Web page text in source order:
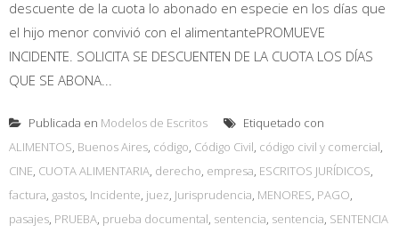
descuente de la cuota lo abonado en especie en los días que
el hijo menor convivió con el alimentantePROMUEVE
INCIDENTE. SOLICITA SE DESCUENTEN DE LA CUOTA LOS DÍAS
QUE SE ABONA...
Publicada en Modelos de Escritos
Etiquetado con
ALIMENTOS, Buenos Aires, código, Código Civil, código civil y comercial,
CINE, CUOTA ALIMENTARIA, derecho, empresa, ESCRITOS JURÍDICOS,
factura, gastos, Incidente, juez, Jurisprudencia, MENORES, PAGO,
pasajes, PRUEBA, prueba documental, sentencia, sentencia, SENTENCIA